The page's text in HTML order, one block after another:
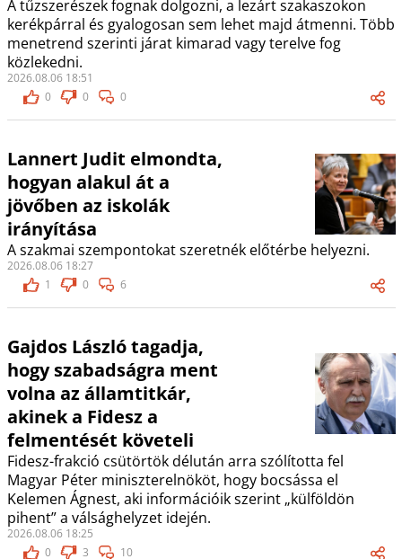
A tűzszerészek fognak dolgozni, a lezárt szakaszokon
kerékpárral és gyalogosan sem lehet majd átmenni. Több
menetrend szerinti járat kimarad vagy terelve fog
közlekedni.
2026.08.06 18:51
0
0 0
Lannert Judit elmondta,
hogyan alakul át a
jövőben az iskolák
irányítása
A szakmai szempontokat szeretnék előtérbe helyezni.
2026.08.06 18:27
1
0 6
Gajdos László tagadja,
hogy szabadságra ment
volna az államtitkár,
akinek a Fidesz a
felmentését követeli
Fidesz-frakció csütörtök délután arra szólította fel
Magyar Péter miniszterelnököt, hogy bocsássa el
Kelemen Ágnest, aki információik szerint „külföldön
pihent” a válsághelyzet idején.
2026.08.06 18:25
0
3 10